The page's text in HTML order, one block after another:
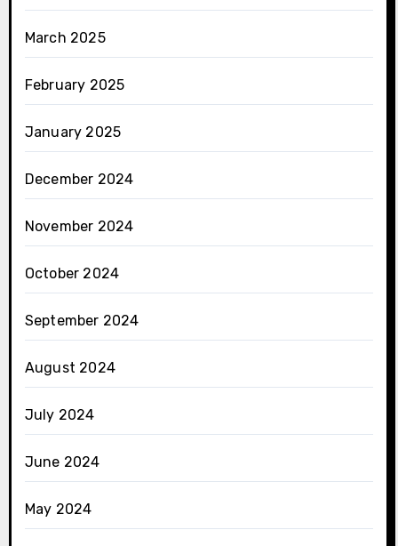
March 2025
February 2025
January 2025
December 2024
November 2024
October 2024
September 2024
August 2024
July 2024
June 2024
May 2024